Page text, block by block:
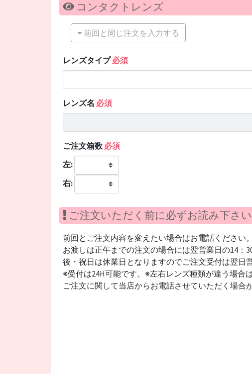
コンタクトレンズ
前回と同じ注文を入力する
レンズタイプ必須
レンズ名 必須
ご注文箱数 必須
左:
右:
ご注文いただく前に必ずお読み下さい
前回とご注文内容を変えたい場合はお電話ください
お渡しは正午までの注文の場合には翌営業日の14
後・祝日は休業日となりますのでご注文受付は翌日
※受付は24H可能です。※左右レンズ種類が違う場合
ご注文に関して当店からお電話させていただく場合